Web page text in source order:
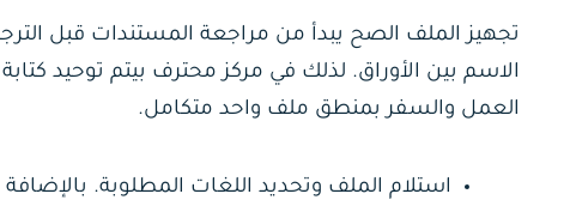
تجهيز الملف الصح يبدأ من مراجعة المستندات قبل
الاسم بين الأوراق. لذلك في مركز محترف بيتم توحيد
العمل والسفر بمنطق ملف واحد متكامل.
استلام الملف وتحديد اللغات المطلوبة.